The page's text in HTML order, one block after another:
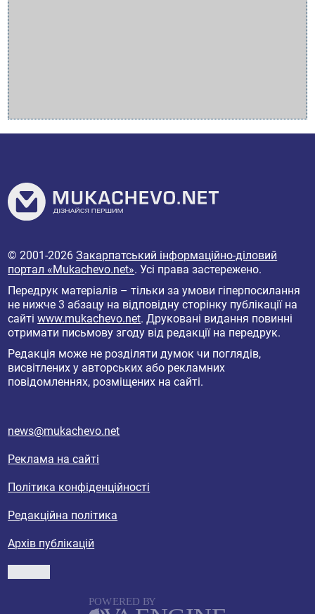
© 2001-2026Закарпатський інформаційно-діловий
портал «Mukachevo.net». Усі права застережено.
Передрук матеріалів – тільки за умови гіперпосилання
не нижче 3 абзацу на відповідну сторінку публікації на
сайтіwww.mukachevo.net. Друковані видання повинні
отримати письмову згоду від редакції на передрук.
Редакція може не розділяти думок чи поглядів,
висвітлених у авторських або рекламних
повідомленнях, розміщених на сайті.
news@mukachevo.net
Реклама на сайті
Політика конфіденційності
Редакційна політика
Архів публікацій